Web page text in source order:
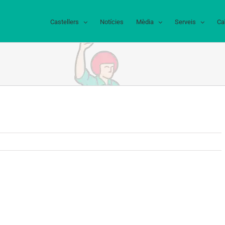
Castellers Notícies Mèdia Serveis